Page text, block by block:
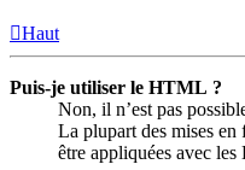
Haut
Puis-je utiliser le HTML ?
Non, il n’est pas
La plupart des mises
être appliquées avec les